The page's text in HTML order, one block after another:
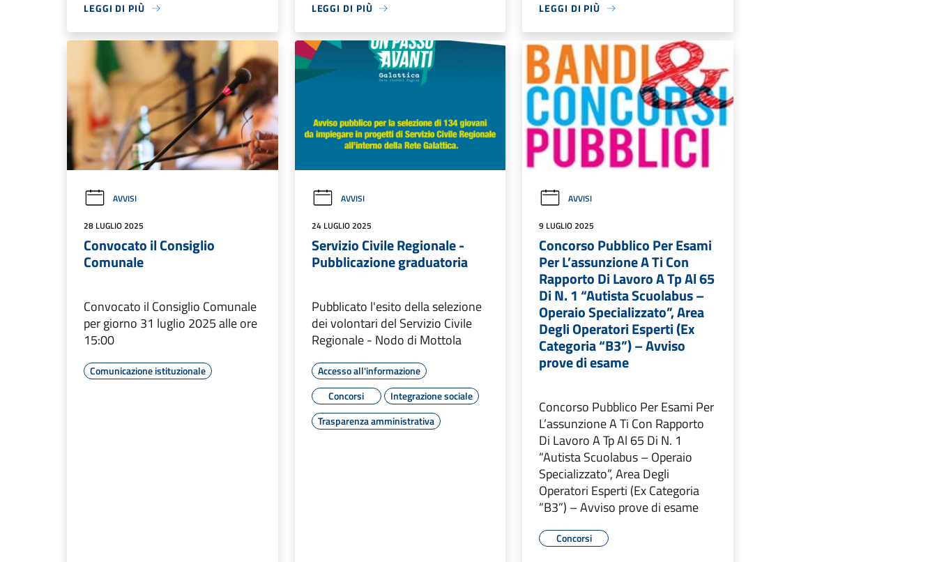
LEGGI DI PIÙ LEGGI DI PIÙ LEGGI DI PIÙ
AVVISI
28 LUGLIO 2025
Convocato il Consiglio
Comunale
Convocato il Consiglio Comunale
per giorno 31 luglio 2025 alle ore
15:00
Comunicazione istituzionale
AVVISI
24 LUGLIO 2025
Servizio Civile Regionale -
Pubblicazione graduatoria
Pubblicato l'esito della selezione
dei volontari del Servizio Civile
Regionale - Nodo di Mottola
Accesso all'informazione
Concorsi
Integrazione sociale
Trasparenza amministrativa
AVVISI
9 LUGLIO 2025
Concorso Pubblico Per Esami
Per L’assunzione A Ti Con
Rapporto Di Lavoro A Tp Al 65
Di N. 1 “Autista Scuolabus –
Operaio Specializzato”, Area
Degli Operatori Esperti (Ex
Categoria “B3”) – Avviso
prove di esame
Concorso Pubblico Per Esami Per
L’assunzione A Ti Con Rapporto
Di Lavoro A Tp Al 65 Di N. 1
“Autista Scuolabus – Operaio
Specializzato”, Area Degli
Operatori Esperti (Ex Categoria
“B3”) – Avviso prove di esame
Concorsi